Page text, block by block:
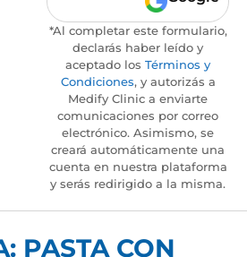
*Al completar este formulario,
declarás haber leído y
aceptado los Términos y
Condiciones, y autorizás a
Medify Clinic a enviarte
comunicaciones por correo
electrónico. Asimismo, se
creará automáticamente una
cuenta en nuestra plataforma
y serás redirigido a la misma.
PASTA CON